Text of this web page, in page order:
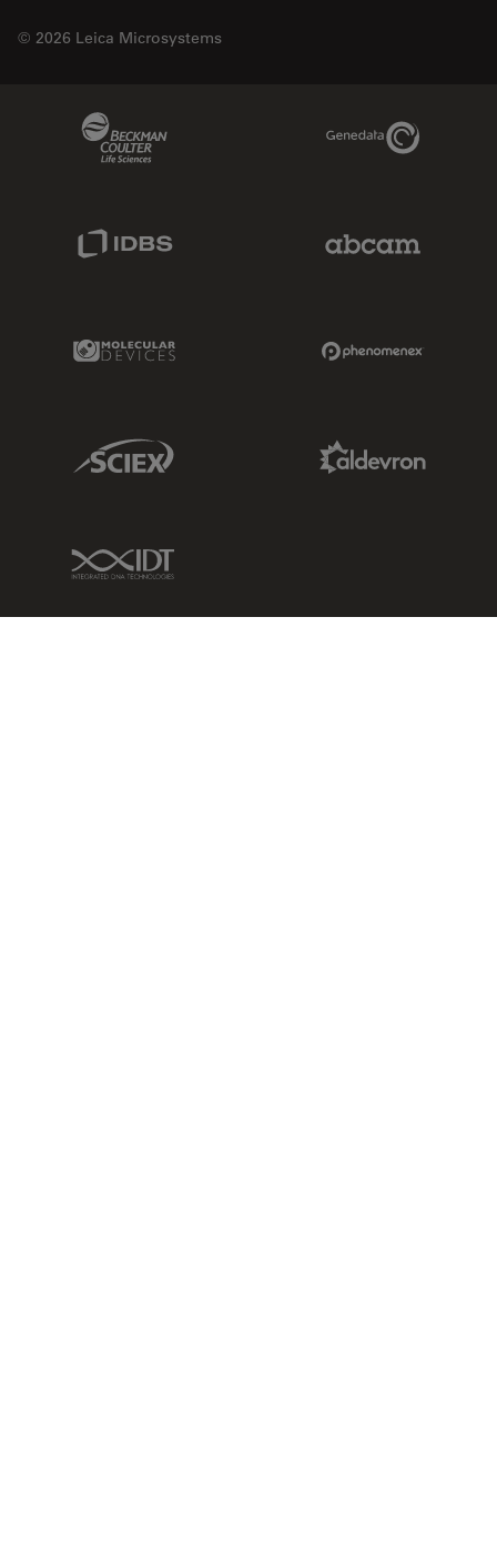
© 2026 Leica Microsystems
Genedata Link
Molecular Devices Link
Sciex Link
IDT Link